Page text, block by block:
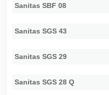
Sanitas SBF 08
Sanitas SGS 43
Sanitas SGS 29
Sanitas SGS 28 Q